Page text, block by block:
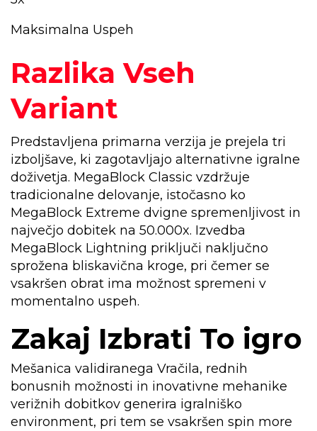
Maksimalna Uspeh
Razlika Vseh
Variant
Predstavljena primarna verzija je prejela tri
izboljšave, ki zagotavljajo alternativne igralne
doživetja. MegaBlock Classic vzdržuje
tradicionalne delovanje, istočasno ko
MegaBlock Extreme dvigne spremenljivost in
največjo dobitek na 50.000x. Izvedba
MegaBlock Lightning priključi naključno
sprožena bliskavična kroge, pri čemer se
vsakršen obrat ima možnost spremeni v
momentalno uspeh.
Zakaj Izbrati To igro
Mešanica validiranega Vračila, rednih
bonusnih možnosti in inovativne mehanike
verižnih dobitkov generira igralniško
environment, pri tem se vsakršen spin more